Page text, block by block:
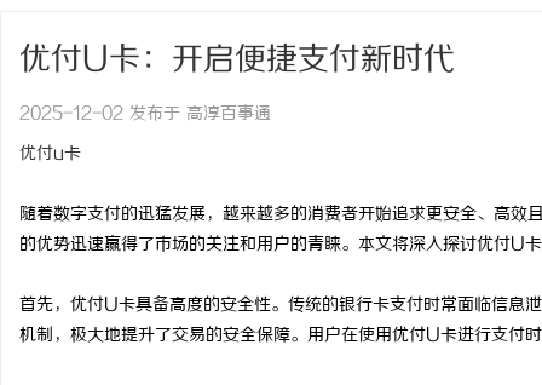
优付U卡：开启便捷支付新时代
2025-12-02 发布于 高淳百事通
优付u卡
随着数字支付的迅猛发展，越来越多的消费者开始追求更安全、高
的优势迅速赢得了市场的关注和用户的青睐。本文将深入探讨优付U
首先，优付U卡具备高度的安全性。传统的银行卡支付时常面临信息
机制，极大地提升了交易的安全保障。用户在使用优付U卡进行支付